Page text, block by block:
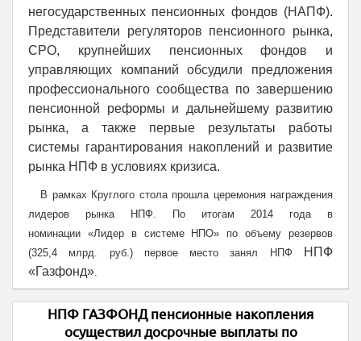
негосударственных пенсионных фондов (НАПФ).
Представители регуляторов пенсионного рынка,
СРО, крупнейших пенсионных фондов и
управляющих компаний обсудили предложения
профессионального сообщества по завершению
пенсионной реформы и дальнейшему развитию
рынка, а также первые результаты работы
системы гарантирования накоплений и развитие
рынка НПФ в условиях кризиса.
В рамках Круглого стола прошла церемония награждения
лидеров рынка НПФ. По итогам 2014 года в
номинации «Лидер в системе НПО» по объему резервов
(325,4 млрд. руб.) первое место занял НПФ
НПФ
«Газфонд».
НПФ ГАЗФОНД пенсионные накопления
осуществил досрочные выплаты по